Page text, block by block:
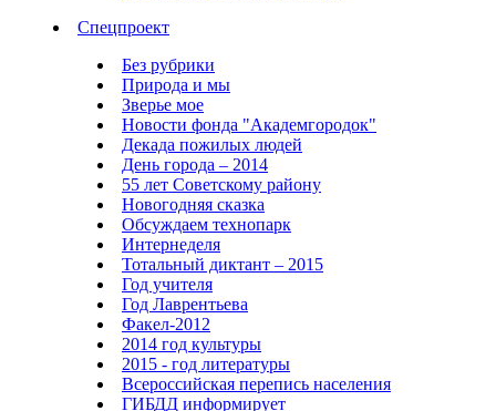
Спецпроект
Без рубрики
Природа и мы
Зверье мое
Новости фонда "Академгородок"
Декада пожилых людей
День города – 2014
55 лет Советскому району
Новогодняя сказка
Обсуждаем технопарк
Интернеделя
Тотальный диктант – 2015
Год учителя
Год Лаврентьева
Факел-2012
2014 год культуры
2015 - год литературы
Всероссийская перепись населения
ГИБДД информирует